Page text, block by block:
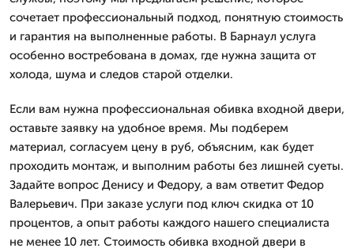
сочетает профессиональный подход, понятную стоимость
и гарантия на выполненные работы. В Барнаул услуга
особенно востребована в домах, где нужна защита от
холода, шума и следов старой отделки.
Если вам нужна профессиональная обивка входной двери,
оставьте заявку на удобное время. Мы подберем
материал, согласуем цену в руб, объясним, как будет
проходить монтаж, и выполним работы без лишней суеты.
Задайте вопрос Денису и Федору, а вам ответит Федор
Валерьевич. При заказе услуги под ключ скидка от 10
процентов, а опыт работы каждого нашего специалиста
не менее 10 лет. Стоимость обивка входной двери в